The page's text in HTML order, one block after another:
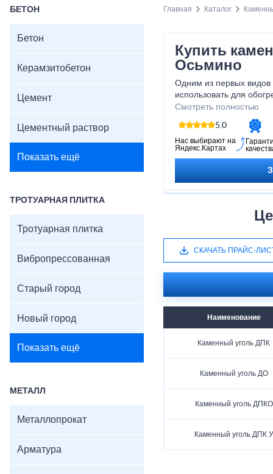
БЕТОН
Бетон
Керамзитобетон
Цемент
Цементный раствор
Показать ещё
ТРОТУАРНАЯ ПЛИТКА
Тротуарная плитка
Вибропрессованная
Старый город
Новый город
Показать ещё
МЕТАЛЛ
Металлопрокат
Арматура
Главная Каталог
Купить
Осьмино
Одним из первых видов
использовать для
Этот материал до сих
несмотря на широкое
энергии, поэтому в
каменный уголь в
Смотреть полностью
5.0
Нас выбирают на
Яндекс.Картах
СКАЧАТЬ ПРАЙС-
Наименование
Каменный уголь ДПК
Каменный уголь ДО
Каменный уголь ДПКО
Каменный уголь ДПК У